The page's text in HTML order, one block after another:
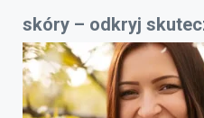
skóry – odkryj